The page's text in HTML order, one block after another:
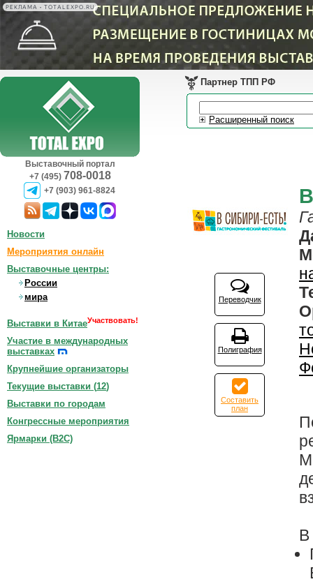
РЕКЛАМА • TOTALEXPO.RU
Выставочный портал
+7 (495) 708-0018
+7 (903) 961-8824
Партнер ТПП РФ
Расширенный поиск
Переводчик
Полиграфия
Составить
план
В
Новости
Мероприятия онлайн
Выставочные центры:
России
мира
Выставки в КитаеУчаствовать!
Участие в международных
выставках
Крупнейшие организаторы
Текущие выставки (12)
Выставки по городам
Конгрессные мероприятия
Ярмарки (B2C)